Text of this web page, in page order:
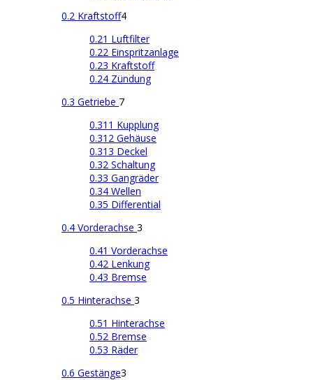
0.2 Kraftstoff4
0.21 Luftfilter
0.22 Einspritzanlage
0.23 Kraftstoff
0.24 Zündung
0.3 Getriebe 7
0.311 Kupplung
0.312 Gehäuse
0.313 Deckel
0.32 Schaltung
0.33 Gangräder
0.34 Wellen
0.35 Differential
0.4 Vorderachse 3
0.41 Vorderachse
0.42 Lenkung
0.43 Bremse
0.5 Hinterachse 3
0.51 Hinterachse
0.52 Bremse
0.53 Räder
0.6 Gestänge3